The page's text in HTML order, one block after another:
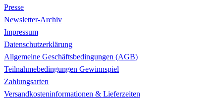
Presse
Newsletter-Archiv
Impressum
Datenschutzerklärung
Allgemeine Geschäftsbedingungen (AGB)
Teilnahmebedingungen Gewinnspiel
Zahlungsarten
Versandkosteninformationen & Lieferzeiten